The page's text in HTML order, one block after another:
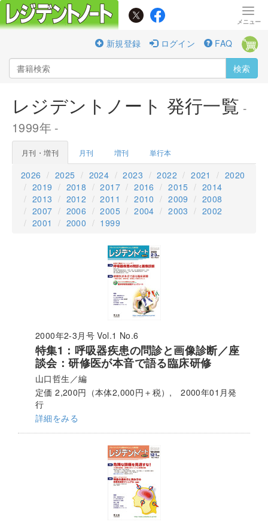
新規登録 ログイン FAQ
検索
レジデントノート 発行一覧 -
1999年 -
月刊・増刊 月刊 増刊 単行本
2026 2025 2024 2023 2022 2021
2020
2019
2018 2017 2016 2015
2014
2013
2012 2011 2010 2009
2008
2007
2006 2005 2004 2003
2002
2001
2000 1999
2000年2-3月号 Vol.1 No.6
特集1：呼吸器疾患の問診と画像診断／座
談会：研修医が本音で語る臨床研修
山口哲生／編
定価 2,200円（本体2,000円＋税）, 2000年01月発
行
詳細をみる